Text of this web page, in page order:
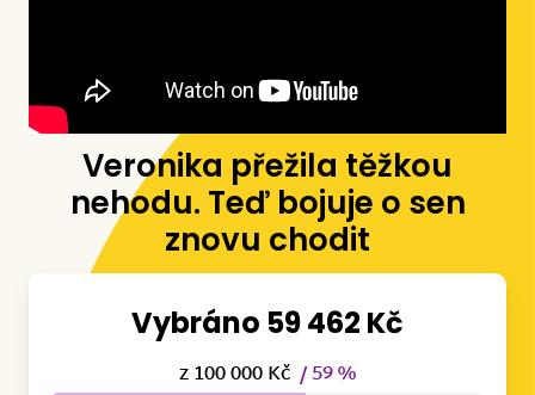
Veronika přežila těžkou
nehodu. Teď bojuje o sen
znovu chodit
Vybráno 59 462 Kč
z 100 000 Kč / 59 %